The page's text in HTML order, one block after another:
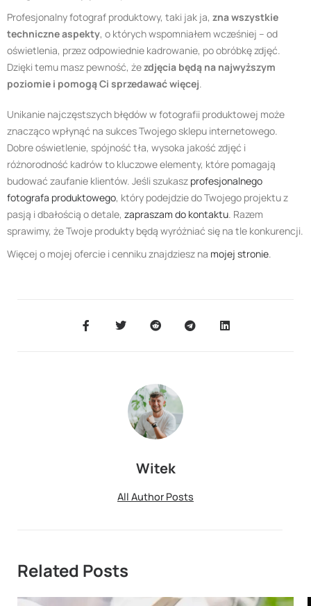
Profesjonalny fotograf produktowy, taki jak ja, zna wszystkie
techniczne aspekty, o których wspomniałem wcześniej – od
oświetlenia, przez odpowiednie kadrowanie, po obróbkę zdjęć.
Dzięki temu masz pewność, żezdjęcia będą na najwyższym
poziomie i pomogą Ci sprzedawać więcej.
Unikanie najczęstszych błędów w fotografii produktowej może
znacząco wpłynąć na sukces Twojego sklepu internetowego.
Dobre oświetlenie, spójność tła, wysoka jakość zdjęć i
różnorodność kadrów to kluczowe elementy, które pomagają
budować zaufanie klientów. Jeśli szukasz profesjonalnego
fotografa produktowego, który podejdzie do Twojego projektu z
pasją i dbałością o detale, zapraszam do kontaktu. Razem
sprawimy, że Twoje produkty będą wyróżniać się na tle konkurencji.
Więcej o mojej ofercie i cenniku znajdziesz na mojej stronie.
Witek
All Author Posts
Related Posts